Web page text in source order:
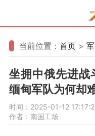
当前位置： 首页 >
坐拥中俄先进战
缅甸军队为何却
时间：2025-01-12
作者：南国工场